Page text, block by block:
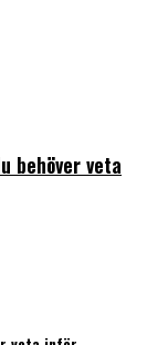
behöver veta